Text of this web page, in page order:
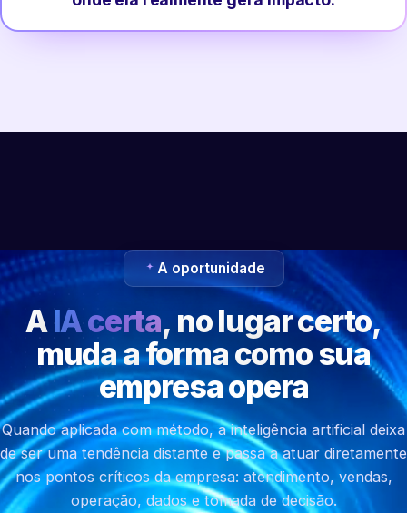
A oportunidade
AIA certa, no lugar certo,
muda a forma como sua
empresa opera
Quando aplicada com método, a inteligência artificial deixa
de ser uma tendência distante e passa a atuar diretamente
nos pontos críticos da empresa: atendimento, vendas,
operação, dados e tomada de decisão.